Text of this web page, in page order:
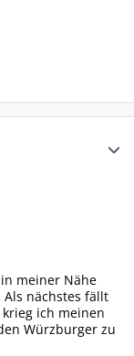
meiner Nähe
nächstes fällt
ich meinen
Würzburger zu